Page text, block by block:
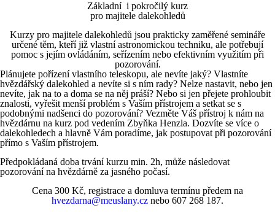
Základní i pokročilý kurz
pro majitele dalekohledů
Kurzy pro majitele dalekohledů jsou prakticky zaměřené semináře
určené těm, kteří již vlastní astronomickou techniku, ale potřebují
pomoc s jejím ovládáním, seřízením nebo efektivním využitím při
pozorování.
Plánujete pořízení vlastního teleskopu, ale nevíte jaký? Vlastníte
hvězdářský dalekohled a nevíte si s ním rady? Nelze nastavit, nebo jen
nevíte, jak na to a doma se na něj práší? Nebo si jen přejete prohloubit
znalosti, vyřešit menší problém s Vaším přístrojem a setkat se s
podobnými nadšenci do pozorování? Vezměte Váš přístroj k nám na
hvězdárnu na kurz pod vedením Zbyňka Henzla. Dozvíte se více o
dalekohledech a hlavně Vám poradíme, jak postupovat při pozorování
přímo s Vaším přístrojem.
Předpokládaná doba trvání kurzu min. 2h, může následovat
pozorování na hvězdárně za jasného počasí.
Cena 300 Kč, registrace a domluva termínu předem na
hvezdarna@meuslany.cz nebo 607 268 187.